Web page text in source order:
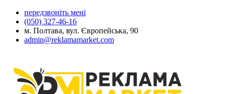
передзвоніть мені
(050) 327-46-16
м. Полтава, вул. Європейська, 90
admin@reklamamarket.com